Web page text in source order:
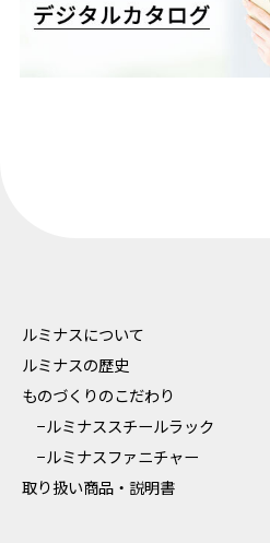
ルミナスについて
ルミナスの歴史
ものづくりのこだわり
−ルミナススチールラック
−ルミナスファニチャー
取り扱い商品・説明書